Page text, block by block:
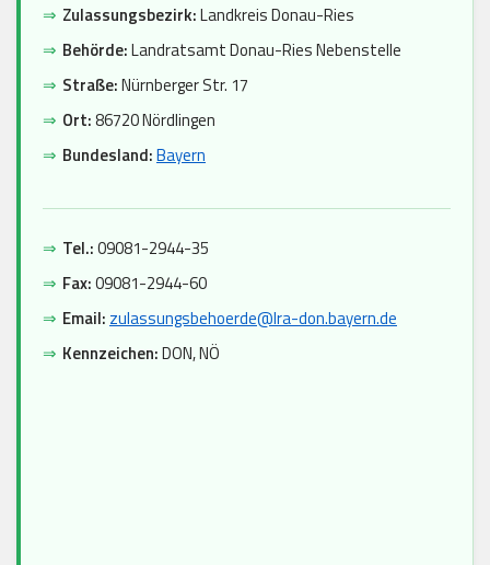
⇒ Zulassungsbezirk:Landkreis Donau-Ries
⇒ Behörde:Landratsamt Donau-Ries Nebenstelle
⇒ Straße:Nürnberger Str. 17
⇒ Ort:86720 Nördlingen
⇒ Bundesland:Bayern
⇒ Tel.:09081-2944-35
⇒ Fax:09081-2944-60
⇒ Email: zulassungsbehoerde@lra-don.bayern.de
⇒ Kennzeichen:DON, NÖ